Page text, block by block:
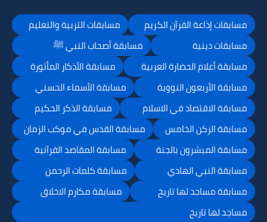
مسابقات إذاعة القرآن الكريم
مسابقات التربية والتعليم
مسابقات دينية
مسابقة أصحاب النبي ﷺ
مسابقة أعلام الحضارة العربية
مسابقة الأذكار المأثورة
مسابقة الأربعون النووية
مسابقة الأسماء الحسني
مسابقة الاقتصاد في الاسلام
مسابقة الذكر الحكيم
مسابقة الركن الخامس
مسابقة القدس في موكب الزمان
مسابقة المبشرون بالجنة
مسابقة المقاصد القرآنية
مسابقة النبي الهادي
مسابقة كلمات الرحمن
مسابقة مساجد لها تاريخ
مسابقة مكارم الاخلاق
مساجد لها تاريخ